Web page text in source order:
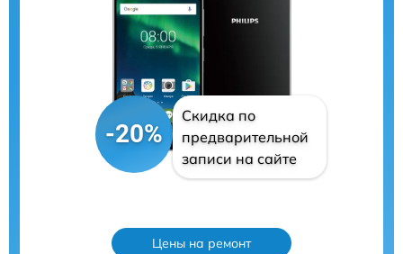
-20%
Скидка по
предварительной
записи на сайте
Цены на ремонт